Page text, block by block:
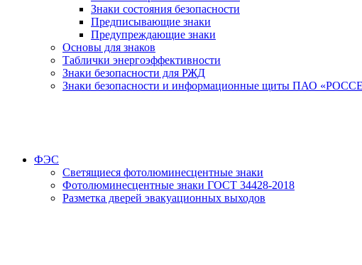
Знаки состояния безопасности
Предписывающие знаки
Предупреждающие знаки
Основы для знаков
Таблички энергоэффективности
Знаки безопасности для РЖД
Знаки безопасности и информационные щиты ПАО
ФЭС
Светящиеся фотолюминесцентные знаки
Фотолюминесцентные знаки ГОСТ 34428-2018
Разметка дверей эвакуационных выходов